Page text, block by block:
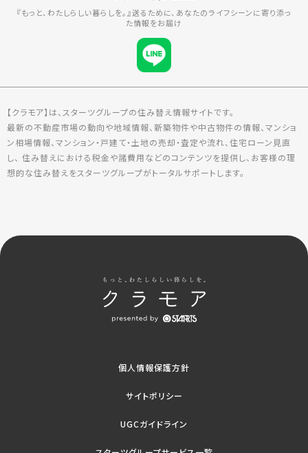
『もっと、わたしらしい暮らしを。』送るために、あなたのライフシーンに寄り添っ
た情報をお届け
【クラモア】は、スターツグループの住み替え情報サイトです。
最新の不動産市場の動向や地域情報、新築物件や中古物件の情報、マンショ
ン相場情報、マンション・戸建て・土地の売却・査定や流れ、住宅ローン見直
し、 住み替えにおける税金や諸費用などのコンテンツを提供し、お客様の理
想的な住み替えをスターツグループがトータルサポートします。
個人情報保護方針
サイトポリシー
UGCガイドライン